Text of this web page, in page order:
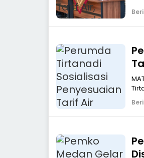
air